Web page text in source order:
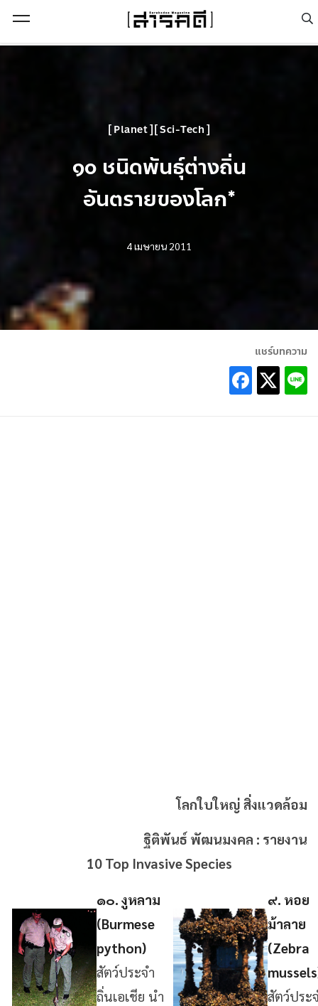
Planet Sci-Tech
๑๐ ชนิดพันธุ์ต่างถิ่น
อันตรายของโลก*
4 เมษายน 2011
แชร์บทความ
โลกใบใหญ่ สิ่งแวดล้อม
ฐิติพันธ์ พัฒนมงคล : รายงาน
10 Top Invasive Species
๑๐. งูหลาม
(Burmese
python)
สัตว์ประจำ
ถิ่นเอเชีย นำ
๙. หอย
ม้าลาย
(Zebra
สัตว์ประ